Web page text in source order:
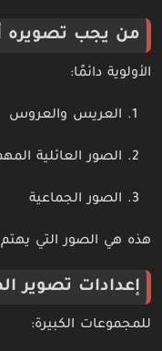
من يجب تصويره
الأولوية دائمًا:
العريس والعروس
الصور العائلية
الصور الجماعية
هذه هي الصور التي
إعدادات تصوير
للمجموعات الكبيرة: